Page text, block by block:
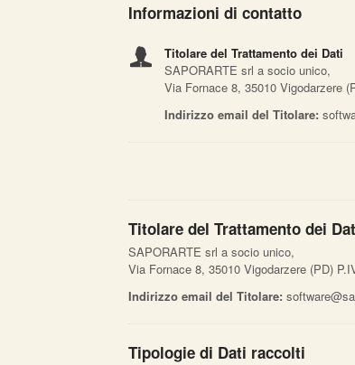
Informazioni di contatto
Titolare del Trattamento dei Dati
SAPORARTE srl a socio unico,
Via Fornace 8, 35010 Vigodarzere
Indirizzo email del Titolare:
Titolare del Trattamento dei
SAPORARTE srl a socio unico,
Via Fornace 8, 35010 Vigodarzere (PD)
Indirizzo email del Titolare:
Tipologie di Dati raccolti